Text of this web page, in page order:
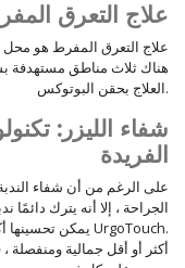
علاج التعرق
علاج التعرق المفرط هو محل
هناك ثلاث مناطق مستهدفة
العلاج بحقن البوتوكس.
الفريدة
على الرغم من أن شفاء
الجراحة ، إلا أنه يترك
يمكن تحسينها أكثر من خلال تقنية الليزر UrgoTouch.
أكثر أو أقل جمالية ومنفصلة ،